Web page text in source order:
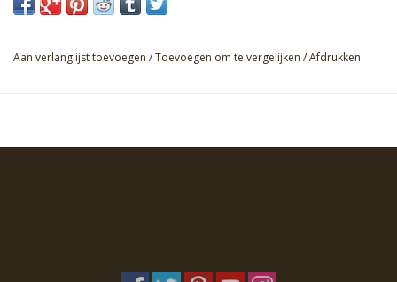
Aan verlanglijst toevoegen /Toevoegen om te vergelijken /Afdrukken